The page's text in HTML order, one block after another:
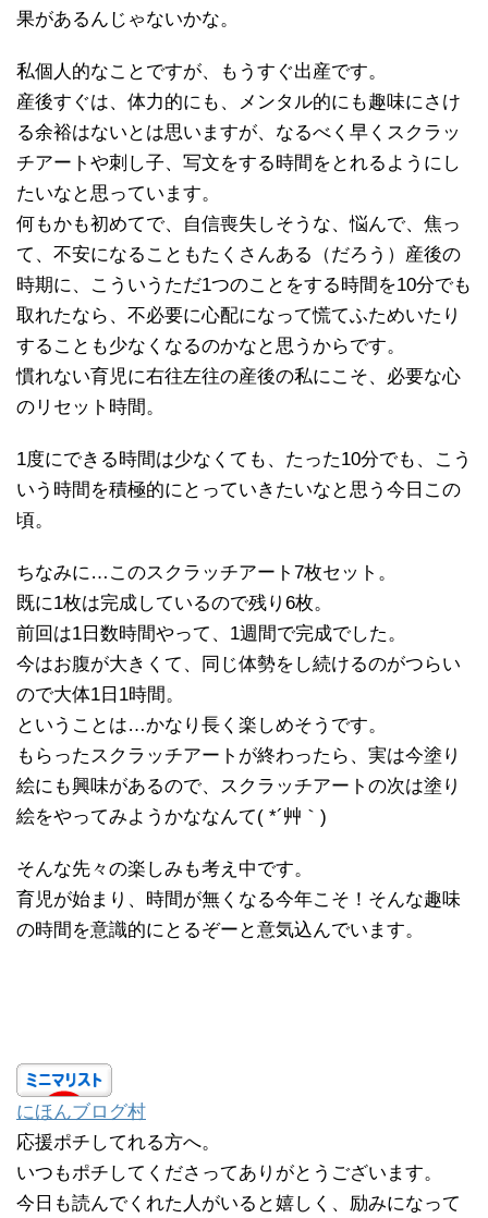
果があるんじゃないかな。
私個人的なことですが、もうすぐ出産です。
産後すぐは、体力的にも、メンタル的にも趣味にさけ
る余裕はないとは思いますが、なるべく早くスクラッ
チアートや刺し子、写文をする時間をとれるようにし
たいなと思っています。
何もかも初めてで、自信喪失しそうな、悩んで、焦っ
て、不安になることもたくさんある（だろう）産後の
時期に、こういうただ1つのことをする時間を10分でも
取れたなら、不必要に心配になって慌てふためいたり
することも少なくなるのかなと思うからです。
慣れない育児に右往左往の産後の私にこそ、必要な心
のリセット時間。
1度にできる時間は少なくても、たった10分でも、こう
いう時間を積極的にとっていきたいなと思う今日この
頃。
ちなみに…このスクラッチアート7枚セット。
既に1枚は完成しているので残り6枚。
前回は1日数時間やって、1週間で完成でした。
今はお腹が大きくて、同じ体勢をし続けるのがつらい
ので大体1日1時間。
ということは…かなり長く楽しめそうです。
もらったスクラッチアートが終わったら、実は今塗り
絵にも興味があるので、スクラッチアートの次は塗り
絵をやってみようかななんて( *´艸｀)
そんな先々の楽しみも考え中です。
育児が始まり、時間が無くなる今年こそ！そんな趣味
の時間を意識的にとるぞーと意気込んでいます。
にほんブログ村
応援ポチしてれる方へ。
いつもポチしてくださってありがとうございます。
今日も読んでくれた人がいると嬉しく、励みになって